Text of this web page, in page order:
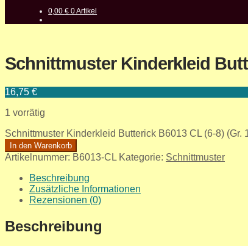
0,00€ 0 Artikel
Schnittmuster Kinderkleid
16,75 €
1 vorrätig
Schnittmuster Kinderkleid Butterick B6013 CL (6-8)
In den Warenkorb
Artikelnummer: B6013-CL Kategorie: Schnittmuster
Beschreibung
Zusätzliche Informationen
Rezensionen (0)
Beschreibung